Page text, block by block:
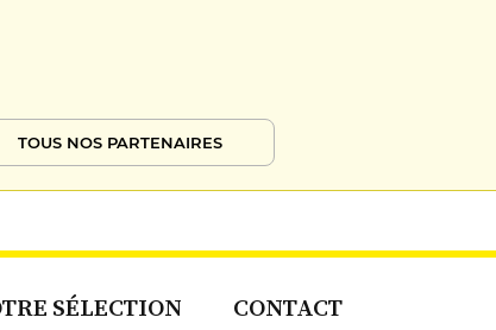
TOUS NOS PARTENAIRES
SÉLECTION CONTACT